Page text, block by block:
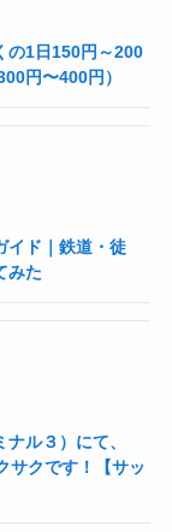
の1日150円～200
円〜400円）
イド｜鉄道・徒
みた
ル３）にて、
サクです！【サッ